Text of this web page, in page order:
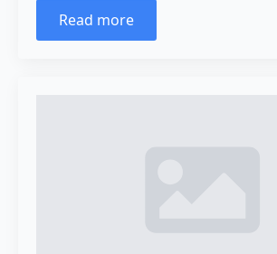
Read more